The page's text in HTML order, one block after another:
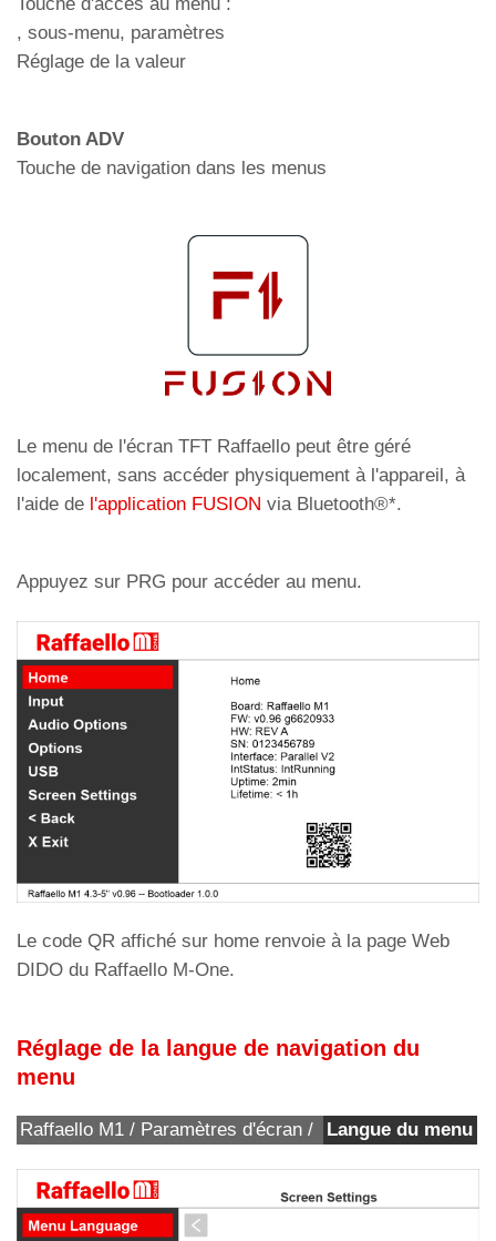
, sous-menu, paramètres
Réglage de la valeur
Bouton ADV
Touche de navigation dans les menus
Le menu de l'écran TFT Raffaello peut être géré
localement, sans accéder physiquement à l'appareil, à
l'aide de l'application FUSION via Bluetooth®*.
Appuyez sur PRG pour accéder au menu.
Le code QR affiché sur home renvoie à la page Web
DIDO du Raffaello M-One.
Réglage de la langue de navigation du
menu
Raffaello M1 / Paramètres d'écran / Langue du menu